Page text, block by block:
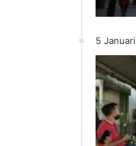
5 Januari